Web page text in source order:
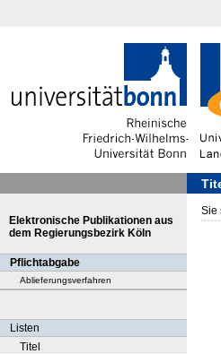
Elektronische Publikationen aus
dem Regierungsbezirk Köln
Pflichtabgabe
Ablieferungsverfahren
Listen
Titel
Sie